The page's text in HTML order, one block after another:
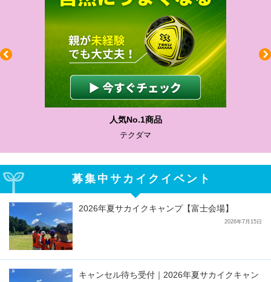
人気No.1商品
テクダマ
募集中サカイクイベント
2026年夏サカイクキャンプ【富士会場】
2026年7月15日
キャンセル待ち受付｜2026年夏サカイクキャン